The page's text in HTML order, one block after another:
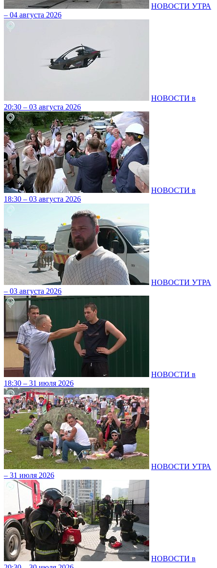
НОВОСТИ УТРА
– 04 августа 2026
НОВОСТИ в
20:30 – 03 августа 2026
НОВОСТИ в
18:30 – 03 августа 2026
НОВОСТИ УТРА
– 03 августа 2026
НОВОСТИ в
18:30 – 31 июля 2026
НОВОСТИ УТРА
– 31 июля 2026
НОВОСТИ в